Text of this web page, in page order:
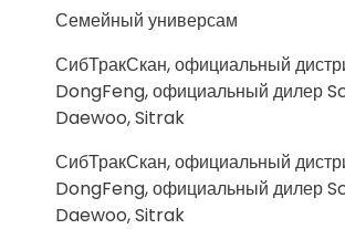
Семейный универсам
СибТракСкан, официальный
DongFeng, официальный дилер
Daewoo, Sitrak
СибТракСкан, официальный
DongFeng, официальный дилер
Daewoo, Sitrak